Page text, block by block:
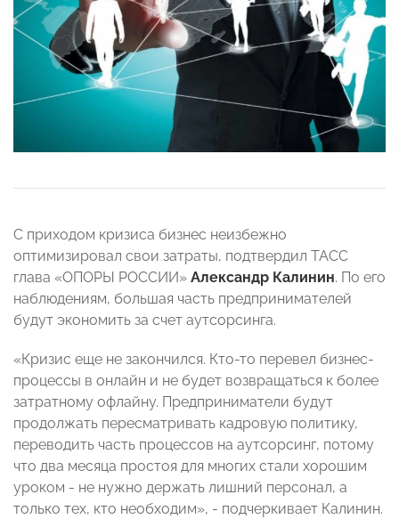
С приходом кризиса бизнес неизбежно
оптимизировал свои затраты, подтвердил ТАСС
глава «ОПОРЫ РОССИИ» Александр Калинин. По его
наблюдениям, большая часть предпринимателей
будут экономить за счет аутсорсинга.
«Кризис еще не закончился. Кто-то перевел бизнес-
процессы в онлайн и не будет возвращаться к более
затратному офлайну. Предприниматели будут
продолжать пересматривать кадровую политику,
переводить часть процессов на аутсорсинг, потому
что два месяца простоя для многих стали хорошим
уроком - не нужно держать лишний персонал, а
только тех, кто необходим», - подчеркивает Калинин.